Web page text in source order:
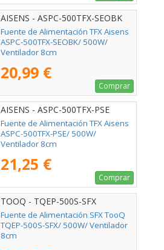
AISENS - ASPC-500TFX-SEOBK
Fuente de Alimentación TFX Aisens
ASPC-500TFX-SEOBK/ 500W/
Ventilador 8cm
20,99 €
Comprar
AISENS - ASPC-500TFX-PSE
Fuente de Alimentación TFX Aisens
ASPC-500TFX-PSE/ 500W/
Ventilador 8cm
21,25 €
Comprar
TOOQ - TQEP-500S-SFX
Fuente de Alimentación SFX TooQ
TQEP-500S-SFX/ 500W/ Ventilador
8cm